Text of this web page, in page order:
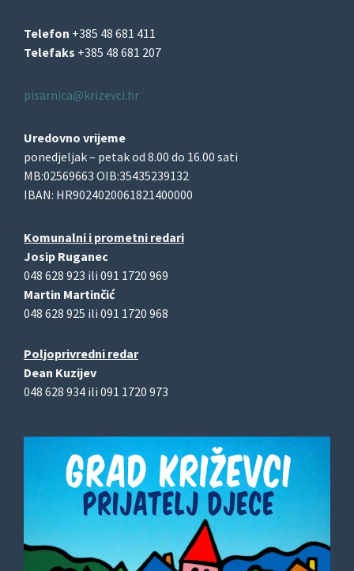
Telefon +385 48 681 411
Telefaks +385 48 681 207
pisarnica@krizevci.hr
Uredovno vrijeme
ponedjeljak – petak od 8.00 do 16.00 sati
MB:02569663 OIB:35435239132
IBAN: HR9024020061821400000
Komunalni i prometni redari
Josip Ruganec
048 628 923 ili 091 1720 969
Martin Martinčić
048 628 925 ili 091 1720 968
Poljoprivredni redar
Dean Kuzijev
048 628 934 ili 091 1720 973